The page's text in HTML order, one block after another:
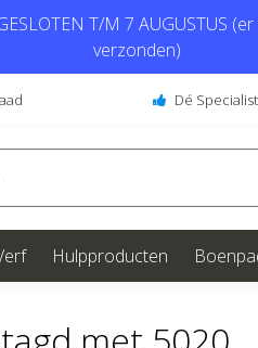
T/M 7 AUGUSTUS
verzonden)
Dé
Hulpproducten